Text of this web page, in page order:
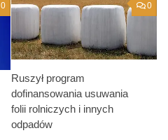
0 0
Ruszył program
dofinansowania usuwania
folii rolniczych i innych
odpadów